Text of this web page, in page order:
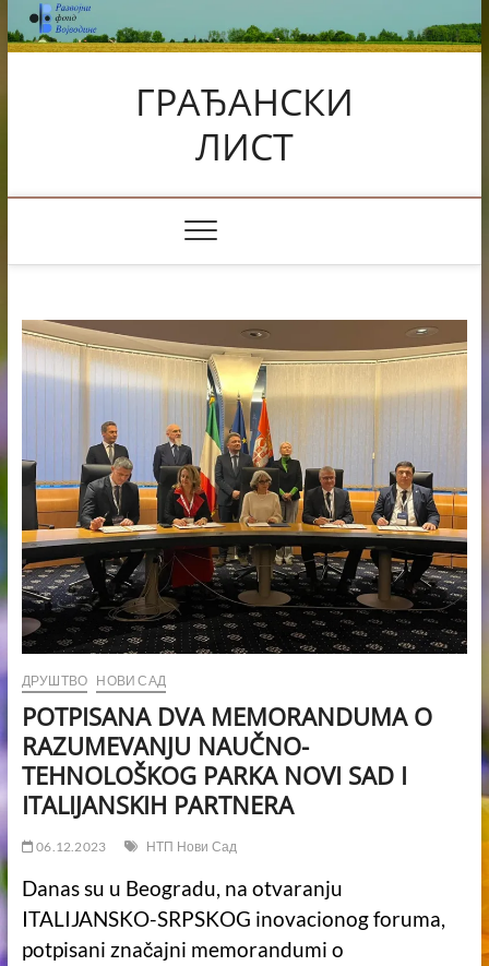
Skip
to
content
ГРАЂАНСКИ
ЛИСТ
ДРУШТВО НОВИ САД
POTPISANA DVA MEMORANDUMA O
RAZUMEVANJU NAUČNO-
TEHNOLOŠKOG PARKA NOVI SAD I
ITALIJANSKIH PARTNERA
06.12.2023 НТП Нови Сад
Danas su u Beogradu, na otvaranju
ITALIJANSKO-SRPSKOG inovacionog foruma,
potpisani značajni memorandumi o